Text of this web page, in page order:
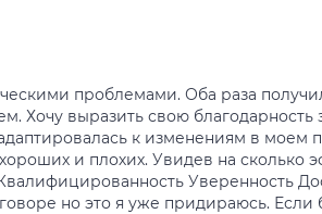
проблемами. Оба раза
Хочу выразить свою
к изменениям в моем
и плохих. Увидев на сколько
Уверенность
но это я уже придираюсь.